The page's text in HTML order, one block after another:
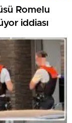
Romelu
iddiası